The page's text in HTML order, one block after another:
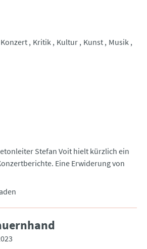
Konzert Kritik Kultur Kunst Musik
Stefan Voit hielt kürzlich ein
Eine Erwiderung von